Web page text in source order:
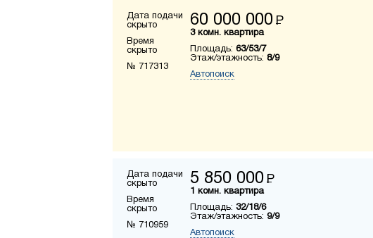
Дата подачи
скрыто
Время
скрыто
№ 717313
60 000 000 Р
3 комн. квартира
Площадь: 63/53/7
Этаж/этажность: 8/9
Автопоиск
Дата подачи
скрыто
Время
скрыто
№ 710959
5 850 000 Р
1 комн. квартира
Площадь: 32/18/6
Этаж/этажность: 9/9
Автопоиск